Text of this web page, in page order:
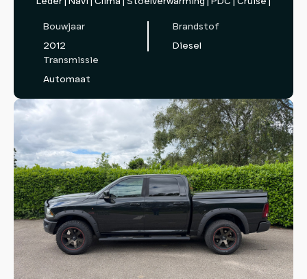
Bouwjaar
2012
Brandstof
Diesel
Transmissie
Automaat